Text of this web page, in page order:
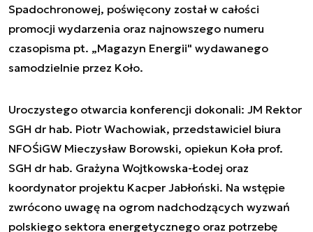
Spadochronowej, poświęcony został w całości
promocji wydarzenia oraz najnowszego numeru
czasopisma pt. „Magazyn Energii" wydawanego
samodzielnie przez Koło.
Uroczystego otwarcia konferencji dokonali: JM Rektor
SGH dr hab. Piotr Wachowiak, przedstawiciel biura
NFOŚiGW Mieczysław Borowski, opiekun Koła prof.
SGH dr hab. Grażyna Wojtkowska-Łodej oraz
koordynator projektu Kacper Jabłoński. Na wstępie
zwrócono uwagę na ogrom nadchodzących wyzwań
polskiego sektora energetycznego oraz potrzebę